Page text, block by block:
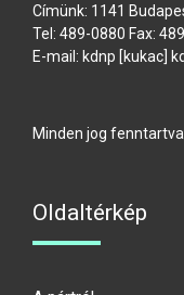
Címünk: 1141
Tel: 489-0880 Fax:
E-mail: kdnp [kukac]
Minden jog
Oldaltérkép